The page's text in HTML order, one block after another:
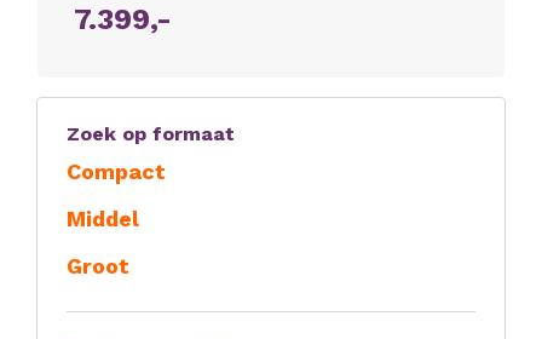
7.399,-
Zoek op formaat
Compact
Middel
Groot